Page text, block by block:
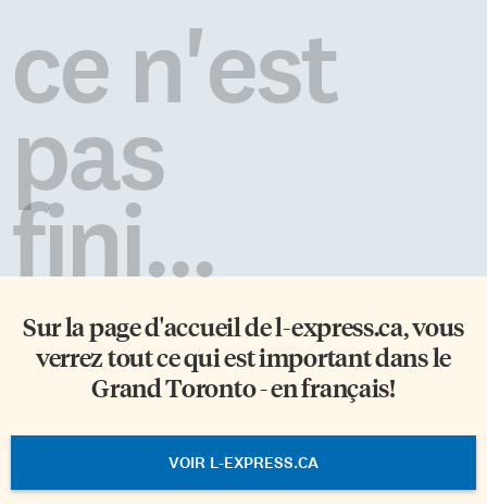
ce n'est
pas
fini...
Sur la page d'accueil del-express.ca, vous
verrez tout ce qui est important dans le
Grand Toronto - en français!
VOIR L-EXPRESS.CA